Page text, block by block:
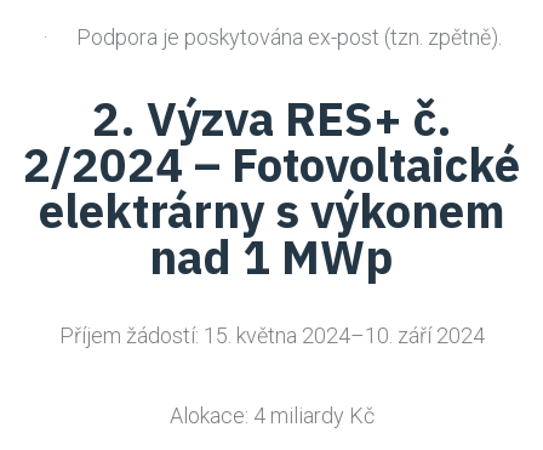
· Podpora je poskytována ex-post (tzn. zpětně).
2. Výzva RES+ č.
2/2024 – Fotovoltaické
elektrárny s výkonem
nad 1 MWp
Příjem žádostí: 15. května 2024–10. září 2024
Alokace: 4 miliardy Kč